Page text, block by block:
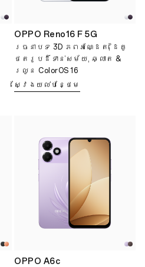
OPPO Reno16 F 5G
រចនាបទ 3D ភពអណ្ដែត, ដៃគូ
ថតរូបដ៏ទាន់សម័យ, ឆ្លាត &
រលូន ColorOS 16
ស្វែងយល់បន្ថែម
OPPO A6c